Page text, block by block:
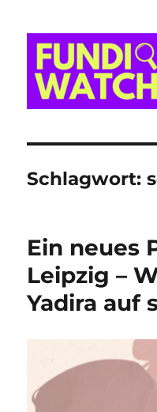
Schlagwort:
Ein neues
Leipzig –
Yadira auf